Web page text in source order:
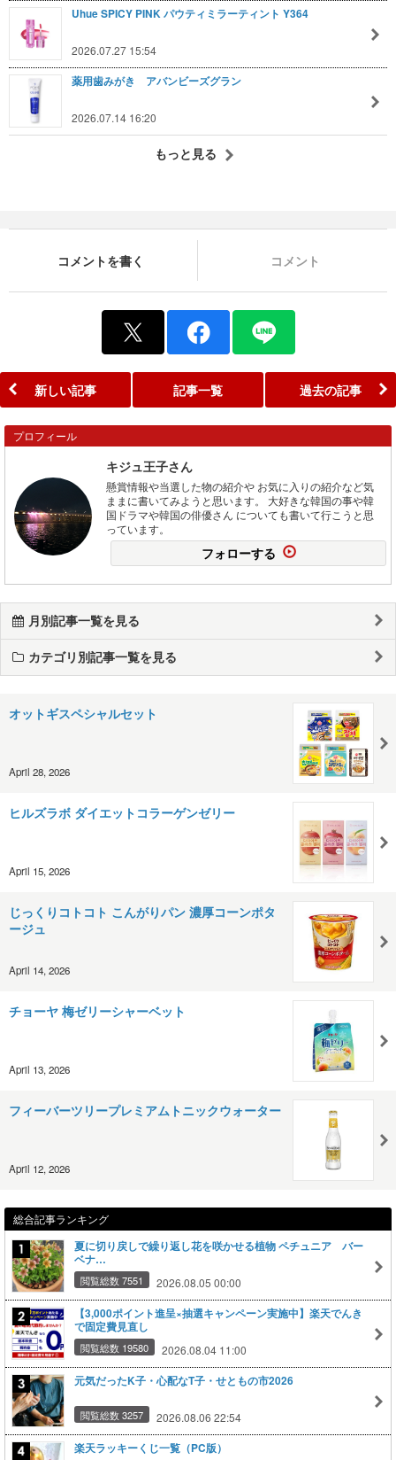
Uhue SPICY PINK パウティミラーティント Y364
2026.07.27 15:54
薬用歯みがき アバンビーズグラン
2026.07.14 16:20
もっと見る
コメントを書く コメント
新しい記事 記事一覧 過去の記事
プロフィール
キジュ王子さん
懸賞情報や当選した物の紹介や お気に入りの紹介など気
ままに書いてみようと思います。 大好きな韓国の事や韓
国ドラマや韓国の俳優さん についても書いて行こうと思
っています。
フォローする
月別記事一覧を見る
カテゴリ別記事一覧を見る
オットギスペシャルセット
April 28, 2026
ヒルズラボ ダイエットコラーゲンゼリー
April 15, 2026
じっくりコトコト こんがりパン 濃厚コーンポタ
ージュ
April 14, 2026
チョーヤ 梅ゼリーシャーベット
April 13, 2026
フィーバーツリープレミアムトニックウォーター
April 12, 2026
総合記事ランキング
夏に切り戻しで繰り返し花を咲かせる植物 ペチュニア バー
ベナ…
閲覧総数 7551 2026.08.05 00:00
【3,000ポイント進呈×抽選キャンペーン実施中】楽天でんき
で固定費見直し
閲覧総数 19580 2026.08.04 11:00
元気だったK子・心配なT子・せともの市2026
閲覧総数 3257 2026.08.06 22:54
楽天ラッキーくじ一覧（PC版）